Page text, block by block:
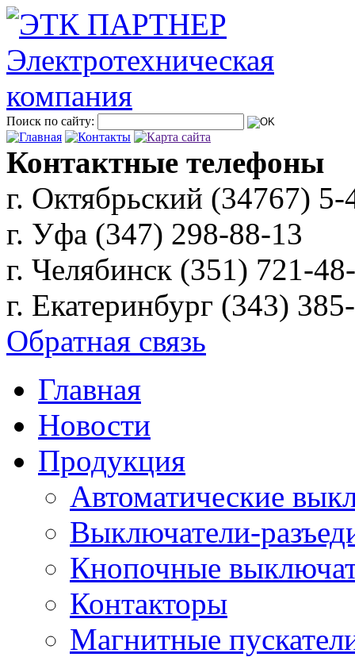
Поиск по сайту:
Контактные телефоны
г. Октябрьский (34767) 5-
г. Уфа (347) 298-88-13
г. Челябинск (351) 721-
г. Екатеринбург (343)
Обратная связь
Главная
Новости
Продукция
Автоматические
Выключатели-
Кнопочные
Контакторы
Магнитные